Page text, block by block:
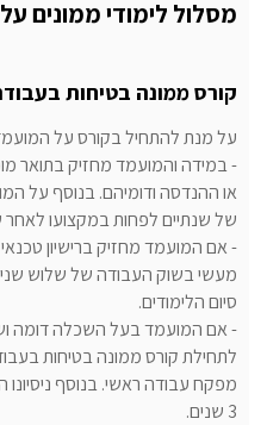
מסלול לימודי ממונים
קורס ממונה בטיחות
על מנת להתחיל בקורס על
- במידה והמועמד מחזיק בתואר
או ההנדסה ודומיהם. בנוסף על
של שנתיים לפחות במקצועו לאחר
- אם המועמד מחזיק ברישיון
מעשי בשוק העבודה של שלוש
סיום הלימודים.
- אם המועמד בעל השכלה דומה
לתחילת קורס ממונה בטיחות
מפקח עבודה ראשי. בנוסף
3 שנים.